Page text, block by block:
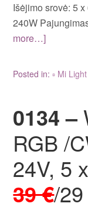
Išėjimo srovė: 5
240W
more…]
Posted in:▫ Mi
0134 –
RGB /
24V, 5
39 €/